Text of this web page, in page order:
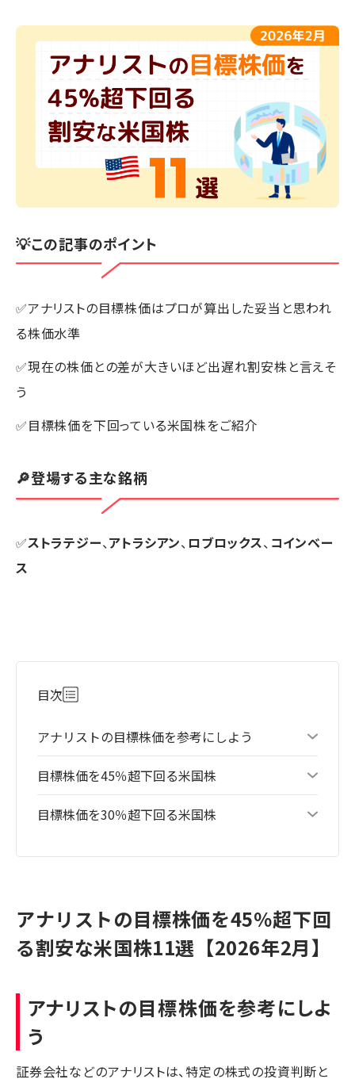
💡この記事のポイント
✅アナリストの目標株価はプロが算出した妥当と思われ
る株価水準
✅現在の株価との差が大きいほど出遅れ割安株と言えそ
う
✅目標株価を下回っている米国株をご紹介
🔎登場する主な銘柄
✅ストラテジー、アトラシアン、 ロブロックス、 コインベー
ス
目次
アナリストの目標株価を参考にしよう
目標株価を45％超下回る米国株
目標株価を30％超下回る米国株
アナリストの目標株価を45％超下回
る割安な米国株11選【2026年2月】
アナリストの目標株価を参考にしよ
う
証券会社などのアナリストは、特定の株式の投資判断と